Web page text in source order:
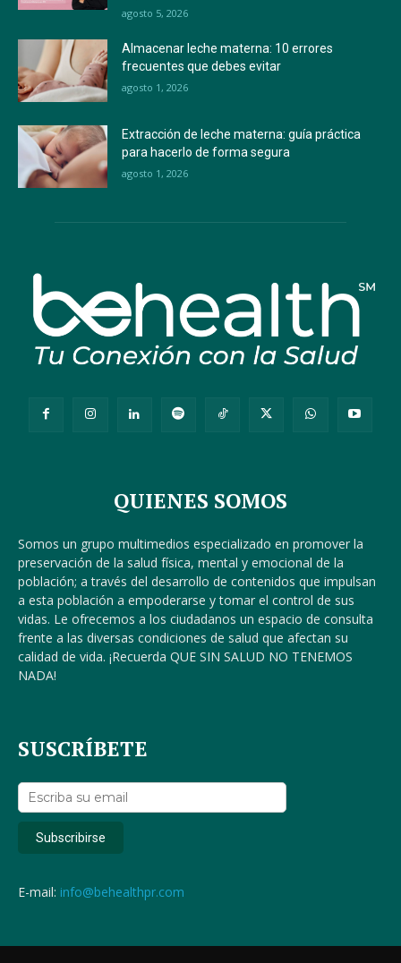
agosto 5, 2026
Almacenar leche materna: 10 errores
frecuentes que debes evitar
agosto 1, 2026
Extracción de leche materna: guía práctica
para hacerlo de forma segura
agosto 1, 2026
QUIENES SOMOS
Somos un grupo multimedios especializado en promover la
preservación de la salud física, mental y emocional de la
población; a través del desarrollo de contenidos que impulsan
a esta población a empoderarse y tomar el control de sus
vidas. Le ofrecemos a los ciudadanos un espacio de consulta
frente a las diversas condiciones de salud que afectan su
calidad de vida. ¡Recuerda QUE SIN SALUD NO TENEMOS
NADA!
SUSCRÍBETE
E-mail: info@behealthpr.com